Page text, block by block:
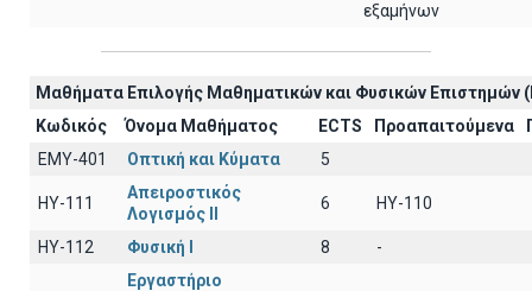
εξαμήνων
Μαθήματα Επιλογής Μαθηματικών και Φυσικών Επιστημών
Κωδικός
Όνομα Μαθήματος ECTS Προαπαιτούμενα
EΜY-401
Οπτική και Κύματα 5
HY-111
Απειροστικός
Λογισμός ΙI
6 HY-110
HY-112 Φυσική I 8 -
Εργαστήριο